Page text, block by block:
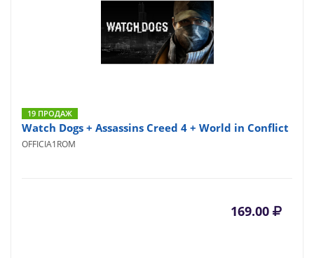
19 ПРОДАЖ
Watch Dogs + Assassins Creed 4 + World in Conflict
OFFICIA1ROM
169.00